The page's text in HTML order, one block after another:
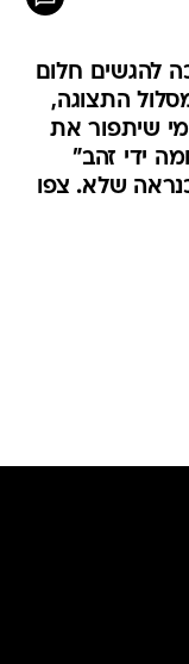
להגשים חלום
התצוגה,
שיתפור את
ידי זהב"
שלא. צפו